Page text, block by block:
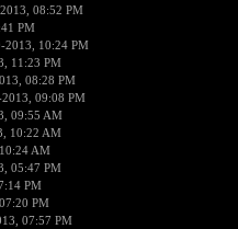
08:52 PM
PM
2013, 10:24 PM
11:23 PM
08:28 PM
09:08 PM
09:55 AM
10:22 AM
AM
05:47 PM
PM
PM
07:57 PM